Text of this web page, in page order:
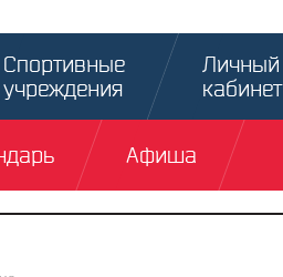
Спортивные
учреждения
Личный
кабинет
Афиша